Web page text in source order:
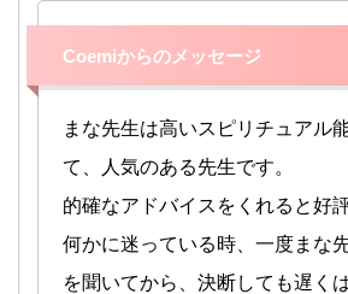
Coemiからのメッセージ
まな先生は高いスピリチュアル
て、人気のある先生です。
的確なアドバイスをくれると好評
何かに迷っている時、一度まな
を聞いてから、決断しても遅く